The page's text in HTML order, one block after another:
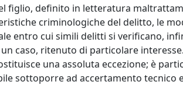
figlio, definito in letteratura
criminologiche del delitto, le
entro cui simili delitti si verificano,
caso, ritenuto di particolare
una assoluta eccezione; è
sottoporre ad accertamento tecnico